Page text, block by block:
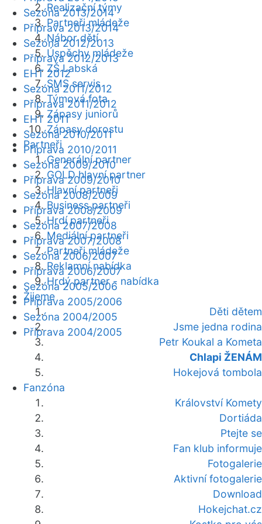
Realizační týmy
Partneři mládeže
Nábor dětí
Úspěchy mládeže
ZŠ Labská
SMS servis
Týmová fota
Zápasy juniorů
Zápasy dorostu
Partneři
Generální partner
GOLD hlavní partner
Hlavní partneři
Business partneři
Hrdí partneři
Mediální partneři
Partneři mládeže
Reklamní nabídka
Hrdý partner - nabídka
Žijeme
Děti dětem
Jsme jedna rodina
Petr Koukal a Kometa
Chlapi ŽENÁM
Hokejová tombola
Fanzóna
Království Komety
Dortiáda
Ptejte se
Fan klub informuje
Fotogalerie
Aktivní fotogalerie
Download
Hokejchat.cz
Sezóna 2013/2014
Příprava 2013/2014
Sezóna 2012/2013
Příprava 2012/2013
EHT 2012
Sezóna 2011/2012
Příprava 2011/2012
EHT 2011
Sezóna 2010/2011
Příprava 2010/2011
Sezóna 2009/2010
Příprava 2009/2010
Sezóna 2008/2009
Příprava 2008/2009
Sezóna 2007/2008
Příprava 2007/2008
Sezóna 2006/2007
Příprava 2006/2007
Sezóna 2005/2006
Příprava 2005/2006
Sezóna 2004/2005
Příprava 2004/2005